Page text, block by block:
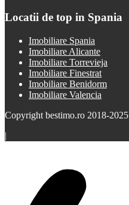
Locatii de top in Spania
Imobiliare Spania
Imobiliare Alicante
Imobiliare Torrevieja
Imobiliare Finestrat
Imobiliare Benidorm
Imobiliare Valencia
Copyright bestimo.ro 2018-2025
|